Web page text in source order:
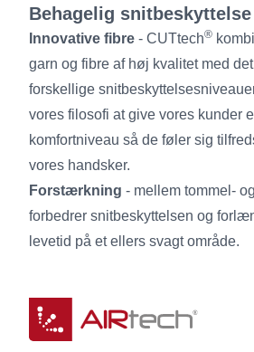
Behagelig snitbeskyttelse
Innovative fibre - CUTtech®
garn og fibre af høj kvalitet med
forskellige
vores filosofi at give vores kunder
komfortniveau så de føler sig
vores handsker.
Forstærkning - mellem tommel-
forbedrer snitbeskyttelsen og
levetid på et ellers svagt område.